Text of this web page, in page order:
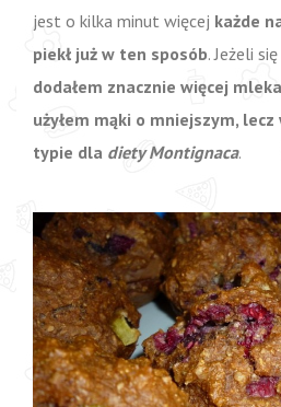
jest o kilka minut więcej każde
piekł już w ten sposób. Jeżeli
dodałem znacznie więcej
użyłem mąki o mniejszym,
typie dla diety Montignaca.